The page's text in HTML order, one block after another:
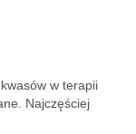
w terapii
Najczęściej